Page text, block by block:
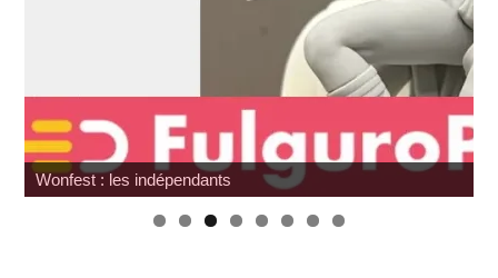
Wonfest : les indépendants